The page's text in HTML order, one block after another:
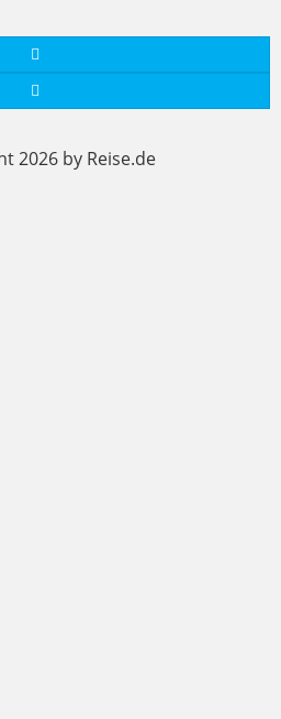
2026 by Reise.de